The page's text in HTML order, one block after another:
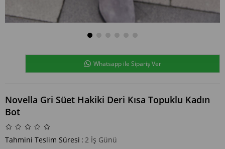
Whatsapp ile Sipariş Ver
Novella Gri Süet Hakiki Deri Kısa Topuklu Kadın
Bot
Tahmini Teslim Süresi : 2 İş Günü